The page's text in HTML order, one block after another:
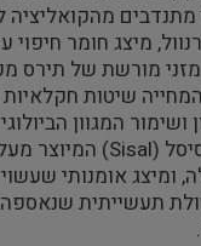
מהקואליציה
מיצג חומר חיפוי
מורשת של תירס
שיטות
ושימור המגוון
(
Sisal) המיוצר
ומיצג אומנותי
תעשייתית